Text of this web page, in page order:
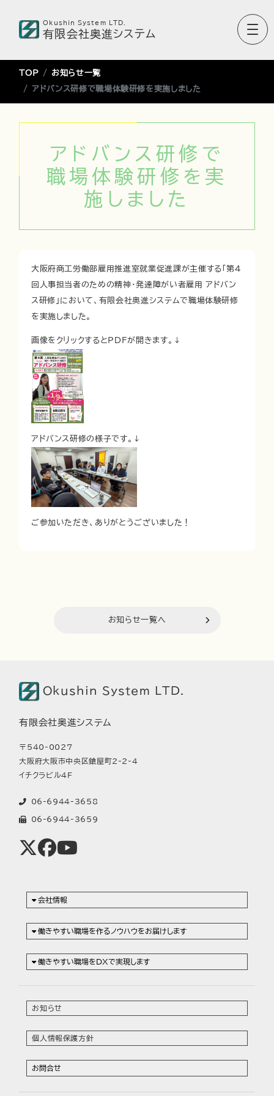
Okushin System LTD.
有限会社奥進システム
TOP
お知らせ一覧
アドバンス研修で職場体験研修を実施しました
アドバンス研修で
職場体験研修を実
施しました
大阪府商工労働部雇用推進室就業促進課が主催する「第4
回人事担当者のための精神・発達障がい者雇用 アドバン
ス研修」において、有限会社奥進システムで職場体験研修
を実施しました。
画像をクリックするとPDFが開きます。↓
アドバンス研修の様子です。↓
ご参加いただき、ありがとうございました！
お知らせ一覧へ
Okushin System LTD.
有限会社奥進システム
〒540-0027
大阪府大阪市中央区鎗屋町2-2-4
イチクラビル4F
06-6944-3658
06-6944-3659
会社情報
働きやすい職場を作るノウハウをお届けします
働きやすい職場をDXで実現します
お知らせ
個人情報保護方針
お問合せ